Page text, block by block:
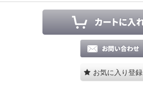
お気に入り登録